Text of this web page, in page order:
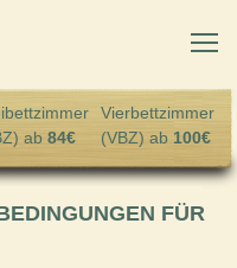
ab 84€
Vierbettzimmer
(VBZ) ab 100€
FÜR